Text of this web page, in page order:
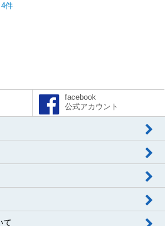
件
facebook
公式アカウント
て